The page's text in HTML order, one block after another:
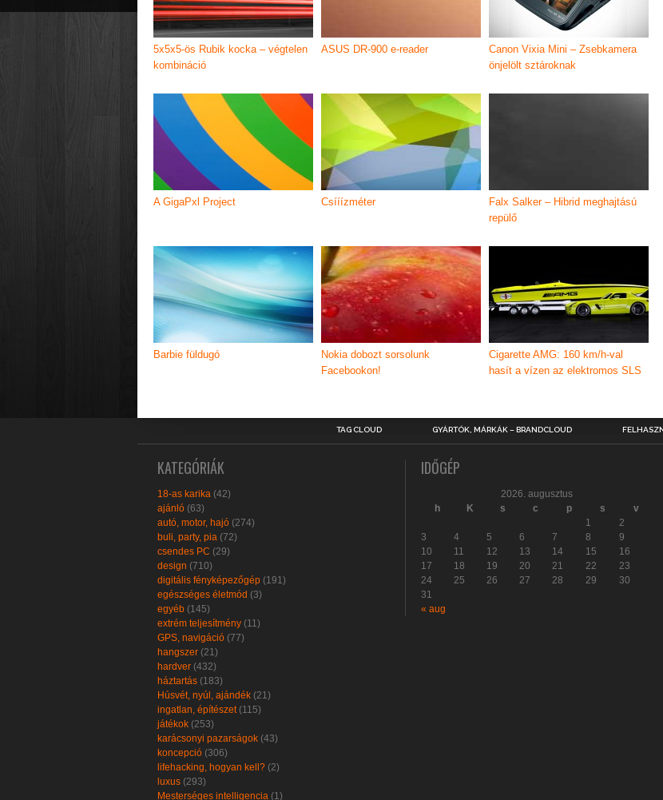
5x5x5-ös Rubik kocka – végtelen
kombináció
ASUS DR-900 e-reader
Canon Vixia Mini – Zsebkamera
önjelölt sztároknak
A GigaPxl Project Csííízméter
Falx Salker – Hibrid meghajtású
repülő
Barbie füldugó
Nokia dobozt sorsolunk
Facebookon!
Cigarette AMG: 160 km/h-val
hasít a vízen az elektromos SLS
TAG CLOUD GYÁRTÓK, MÁRKÁK – BRANDCLOUD
KATEGÓRIÁK
18-as karika (42)
ajánló (63)
autó, motor, hajó (274)
buli, party, pia (72)
csendes PC (29)
design (710)
digitális fényképezőgép (191)
egészséges életmód (3)
egyéb (145)
extrém teljesítmény (11)
GPS, navigáció (77)
hangszer (21)
hardver (432)
háztartás (183)
Húsvét, nyúl, ajándék (21)
ingatlan, építészet(115)
játékok (253)
karácsonyi pazarságok (43)
koncepció (306)
lifehacking, hogyan kell? (2)
luxus (293)
Mesterséges intelligencia (1)
IDŐGÉP
2026. augusztus
h
K s c p s
v
1
2
3
4 5 6 7 8
9
10
11 12 13 14 15
16
17
18 19 20 21 22
23
24
25 26 27 28 29
30
31
« aug